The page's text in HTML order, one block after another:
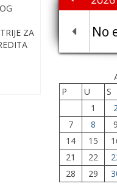
ZA
No
P
U S
1
7
8 9
14
15
21
22
28
29